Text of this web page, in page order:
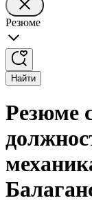
Резюме
Найти
Резюме